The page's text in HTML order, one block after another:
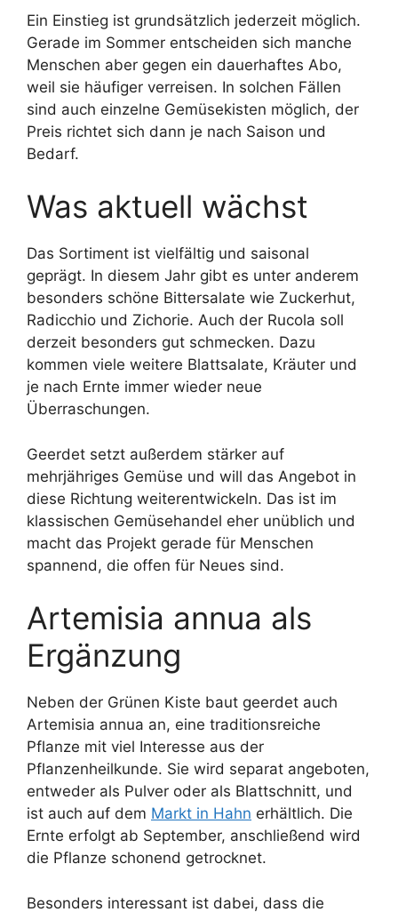
Ein Einstieg ist grundsätzlich jederzeit möglich.
Gerade im Sommer entscheiden sich manche
Menschen aber gegen ein dauerhaftes Abo,
weil sie häufiger verreisen. In solchen Fällen
sind auch einzelne Gemüsekisten möglich, der
Preis richtet sich dann je nach Saison und
Bedarf.
Was aktuell wächst
Das Sortiment ist vielfältig und saisonal
geprägt. In diesem Jahr gibt es unter anderem
besonders schöne Bittersalate wie Zuckerhut,
Radicchio und Zichorie. Auch der Rucola soll
derzeit besonders gut schmecken. Dazu
kommen viele weitere Blattsalate, Kräuter und
je nach Ernte immer wieder neue
Überraschungen.
Geerdet setzt außerdem stärker auf
mehrjähriges Gemüse und will das Angebot in
diese Richtung weiterentwickeln. Das ist im
klassischen Gemüsehandel eher unüblich und
macht das Projekt gerade für Menschen
spannend, die offen für Neues sind.
Artemisia annua als
Ergänzung
Neben der Grünen Kiste baut geerdet auch
Artemisia annua an, eine traditionsreiche
Pflanze mit viel Interesse aus der
Pflanzenheilkunde. Sie wird separat angeboten,
entweder als Pulver oder als Blattschnitt, und
ist auch auf dem Markt in Hahn erhältlich. Die
Ernte erfolgt ab September, anschließend wird
die Pflanze schonend getrocknet.
Besonders interessant ist dabei, dass die